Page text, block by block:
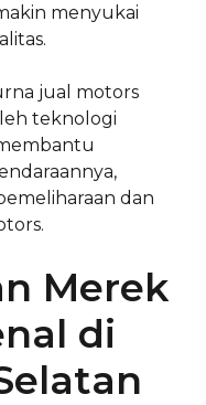
menyukai
jual motors
teknologi
dan
Merek
di